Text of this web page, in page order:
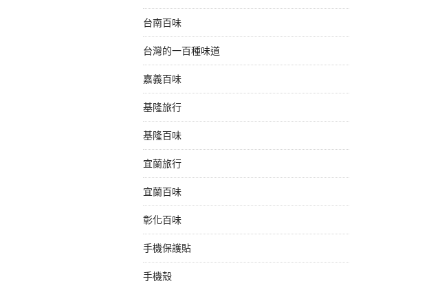
台南百味
台灣的一百種味道
嘉義百味
基隆旅行
基隆百味
宜蘭旅行
宜蘭百味
彰化百味
手機保護貼
手機殼